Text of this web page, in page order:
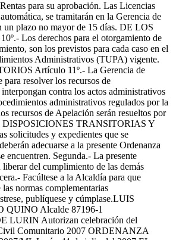
para su aprobación. Las Licencias
se tramitarán en la Gerencia de
un plazo no mayor de 15 días. DE LOS
Los derechos para el otorgamiento de
son los previstos para cada caso en el
Administrativos (TUPA) vigente.
Artículo 11º.- La Gerencia de
para resolver los recursos de
contra los actos administrativos
administrativos regulados por la
recursos de Apelación serán resueltos por
DISPOSICIONES TRANSITORIAS Y
solicitudes y expedientes que se
adecuarse a la presente Ordenanza
encuentren. Segunda.- La presente
liberar del cumplimiento de las demás
Facúltese a la Alcaldía para que
normas complementarias
publíquese y cúmplase.LUIS
Alcalde 87196-1
LURIN Autorizan celebración del
Comunitario 2007 ORDENANZA